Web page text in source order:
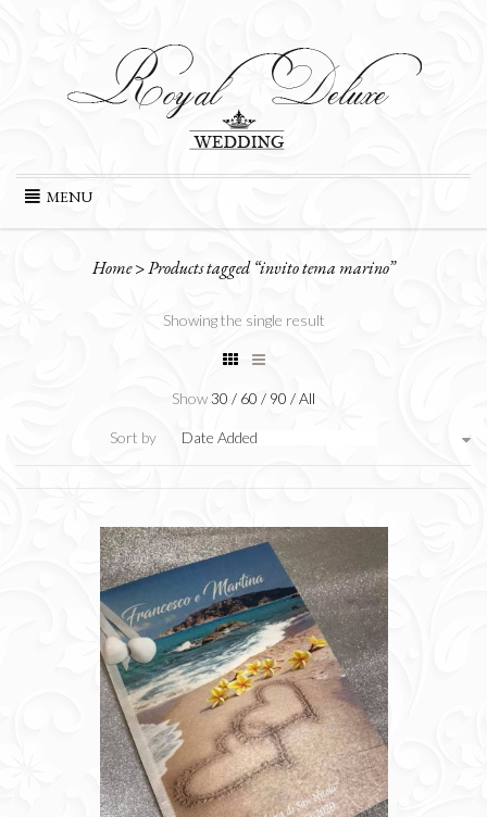
Skip
content
MENU
Home>Products tagged “invito tema marino”
Showing the single result
Show30 / 60 / 90 /All
Sort by Date Added